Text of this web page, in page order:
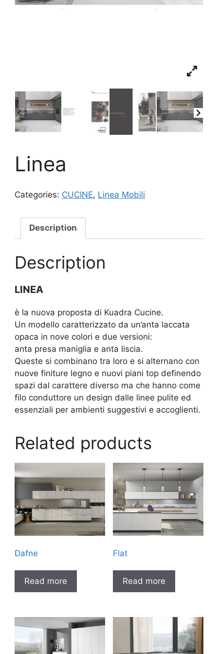
Linea
Categories: CUCINE, Linea Mobili
Description
Description
LINEA
è la nuova proposta di Kuadra Cucine.
Un modello caratterizzato da un’anta laccata
opaca in nove colori e due versioni:
anta presa maniglia e anta liscia.
Queste si combinano tra loro e si alternano con
nuove finiture legno e nuovi piani top definendo
spazi dal carattere diverso ma che hanno come
filo conduttore un design dalle linee pulite ed
essenziali per ambienti suggestivi e accoglienti.
Related products
Dafne
Read more
Flat
Read more